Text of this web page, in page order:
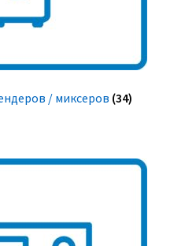
/ миксеров (34)